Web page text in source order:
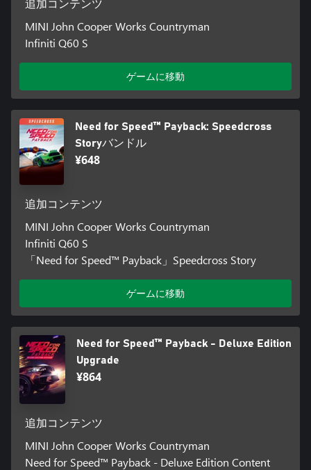
追加コンテンツ
MINI John Cooper Works Countryman
Infiniti Q60 S
ゲームに移動
Need for Speed™ Payback: Speedcross
Storyバンドル
¥648
追加コンテンツ
MINI John Cooper Works Countryman
Infiniti Q60 S
「Need for Speed™ Payback」Speedcross Story
ゲームに移動
Need for Speed™ Payback - Deluxe Edition
Upgrade
¥864
追加コンテンツ
MINI John Cooper Works Countryman
Need for Speed™ Payback - Deluxe Edition Content